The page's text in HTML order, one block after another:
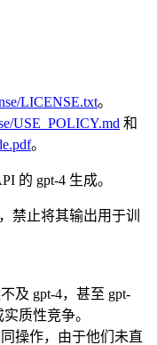
LICENSE.txt。
USE_POLICY.md 和
。
的 gpt-4 生成。
禁止将其输出用于训
及 gpt-4，甚至 gpt-
质性竞争。
操作，由于他们未直